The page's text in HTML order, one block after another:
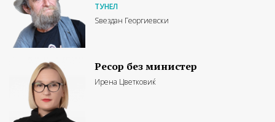
ТУНЕЛ
Ѕвездан Георгиевски
Ресор без министер
Ирена Цветковиќ